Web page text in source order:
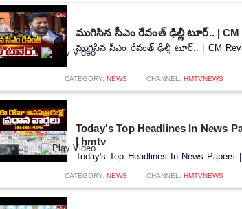
ముగిసిన సీఎం రేవంత్ ఢిల్లీ టూర్.. | CM
ముగిసిన సీఎం రేవంత్ ఢిల్లీ టూర్.. | CM
CATEGORY: NEWS CHANNEL: HMTVNEWS
Today's Top Headlines In News
| hmtv
Today's Top Headlines In News
CATEGORY: NEWS CHANNEL: HMTVNEWS